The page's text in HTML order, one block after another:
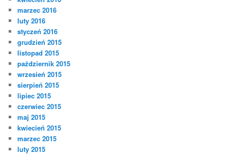
marzec 2016
luty 2016
styczeń 2016
grudzień 2015
listopad 2015
październik 2015
wrzesień 2015
sierpień 2015
lipiec 2015
czerwiec 2015
maj 2015
kwiecień 2015
marzec 2015
luty 2015